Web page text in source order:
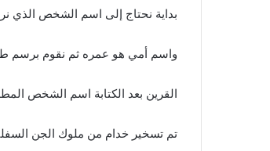
بداية نحتاج إلى اسم الشخص الذي
واسم أمي هو عمره ثم نقوم برسم
القرين بعد الكتابة اسم الشخص
تم تسخير خدام من ملوك الجن